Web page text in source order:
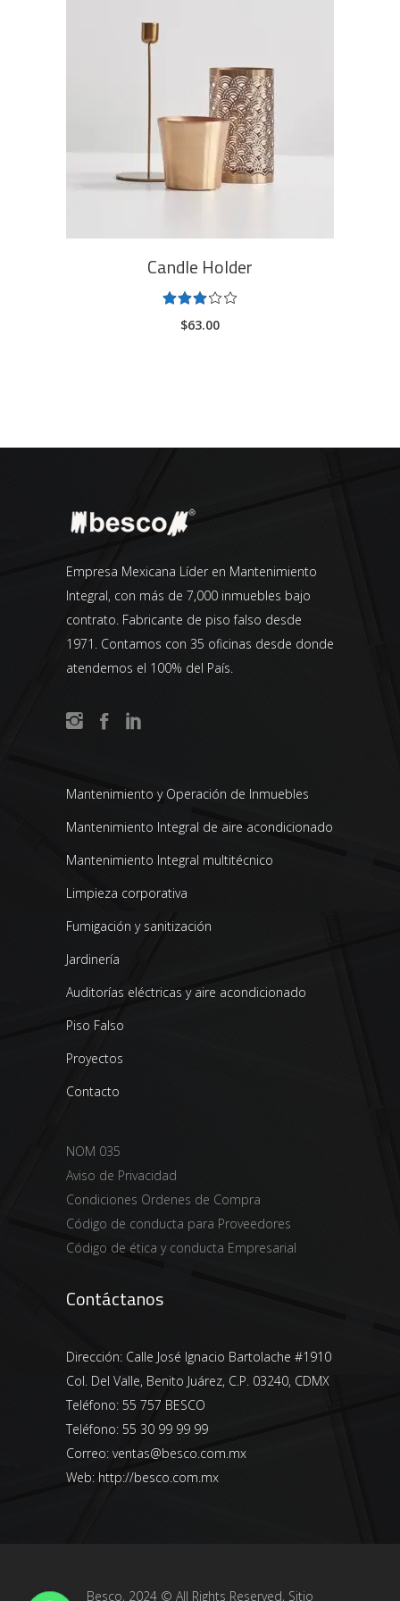
ADD TO CART
Candle Holder
out
$63.00
Empresa Mexicana Líder en Mantenimiento
Integral, con más de 7,000 inmuebles bajo
contrato. Fabricante de piso falso desde
1971. Contamos con 35 oficinas desde donde
atendemos el 100% del País.
Mantenimiento y Operación de Inmuebles
Mantenimiento Integral de aire acondicionado
Mantenimiento Integral multitécnico
Limpieza corporativa
Fumigación y sanitización
Jardinería
Auditorías eléctricas y aire acondicionado
Piso Falso
Proyectos
Contacto
NOM 035
Aviso de Privacidad
Condiciones Ordenes de Compra
Código de conducta para Proveedores
Código de ética y conducta Empresarial
Contáctanos
Dirección: Calle José Ignacio Bartolache #1910
Col. Del Valle, Benito Juárez, C.P. 03240, CDMX
Teléfono: 55 757 BESCO
Teléfono: 55 30 99 99 99
Correo: ventas@besco.com.mx
Web: http://besco.com.mx
Besco, 2024 © All Rights Reserved, Sitio